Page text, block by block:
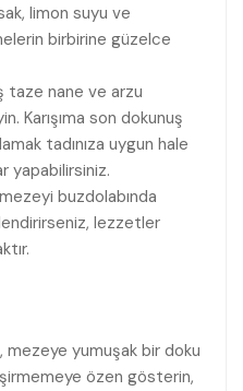
limon suyu ve
birbirine güzelce
taze nane ve arzu
Karışıma son dokunuş
tadınıza uygun hale
yapabilirsiniz.
buzdolabında
lezzetler
mezeye yumuşak bir doku
özen gösterin,